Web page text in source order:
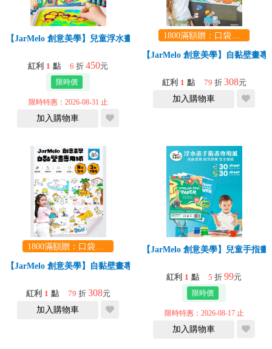
【JarMelo 創意美學】兒童浮水畫套組-6色
紅利 1 點 6 折 450元
限時特惠：2026-08-31 止
加入購物車
1800滿額贈：口袋玩具一份（隨機出貨） (summer read)
【JarMelo 創意美學】自黏壁畫專
紅利 1 點 79 折 308元
加入購物車
1800滿額贈：口袋玩具一份（隨機出貨） (summer read)
【JarMelo 創意美學】自黏壁畫專用紙_動物
紅利 1 點 79 折 308元
加入購物車
【JarMelo 創意美學】兒童手指畫
紅利 1 點 5 折 99元
限時特惠：2026-08-17 止
加入購物車